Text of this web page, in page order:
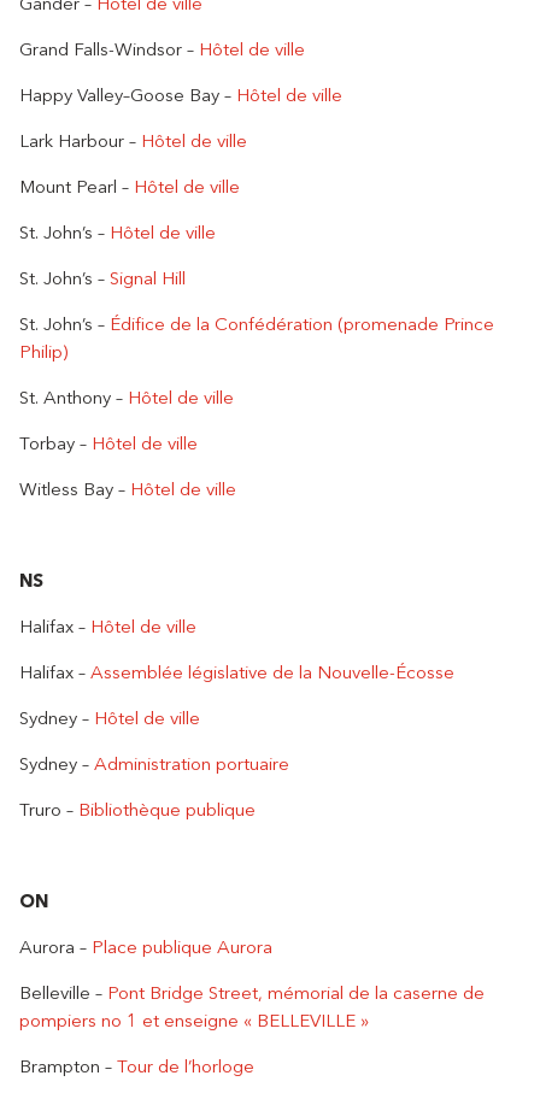
Grand Falls-Windsor – Hôtel de ville
Happy Valley–Goose Bay – Hôtel de ville
Lark Harbour – Hôtel de ville
Mount Pearl – Hôtel de ville
St. John’s – Hôtel de ville
St. John’s – Signal Hill
St. John’s – Édifice de la Confédération (promenade Prince
Philip)
St. Anthony – Hôtel de ville
Torbay – Hôtel de ville
Witless Bay – Hôtel de ville
NS
Halifax – Hôtel de ville
Halifax – Assemblée législative de la Nouvelle-Écosse
Sydney – Hôtel de ville
Sydney – Administration portuaire
Truro – Bibliothèque publique
ON
Aurora – Place publique Aurora
Belleville – Pont Bridge Street, mémorial de la caserne de
pompiers no 1 et enseigne « BELLEVILLE »
Brampton – Tour de l’horloge